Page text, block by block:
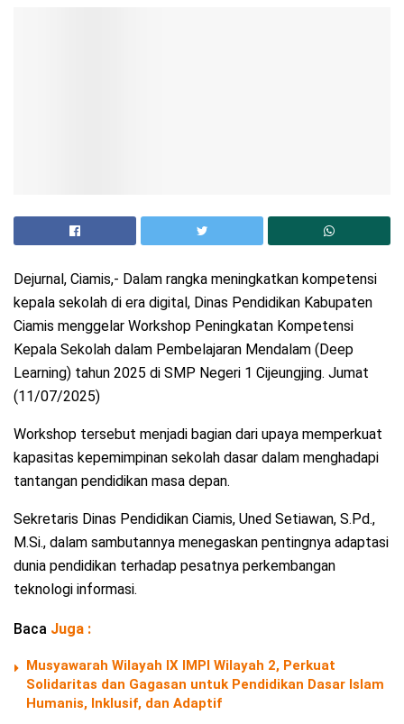
Dejurnal, Ciamis,- Dalam rangka meningkatkan kompetensi
kepala sekolah di era digital, Dinas Pendidikan Kabupaten
Ciamis menggelar Workshop Peningkatan Kompetensi
Kepala Sekolah dalam Pembelajaran Mendalam (Deep
Learning) tahun 2025 di SMP Negeri 1 Cijeungjing. Jumat
(11/07/2025)
Workshop tersebut menjadi bagian dari upaya memperkuat
kapasitas kepemimpinan sekolah dasar dalam menghadapi
tantangan pendidikan masa depan.
Sekretaris Dinas Pendidikan Ciamis, Uned Setiawan, S.Pd.,
M.Si., dalam sambutannya menegaskan pentingnya adaptasi
dunia pendidikan terhadap pesatnya perkembangan
teknologi informasi.
Baca Juga :
Musyawarah Wilayah IX IMPI Wilayah 2, Perkuat
Solidaritas dan Gagasan untuk Pendidikan Dasar Islam
Humanis, Inklusif, dan Adaptif